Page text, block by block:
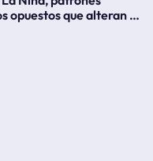
opuestos que alteran la